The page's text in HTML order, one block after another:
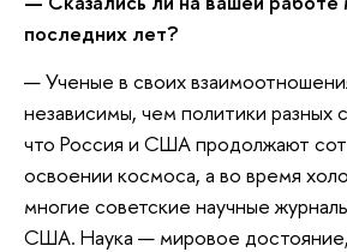
последних лет?
— Ученые в своих
независимы, чем политики разных
что Россия и США продолжают
освоении космоса, а во время
многие советские научные
США. Наука — мировое